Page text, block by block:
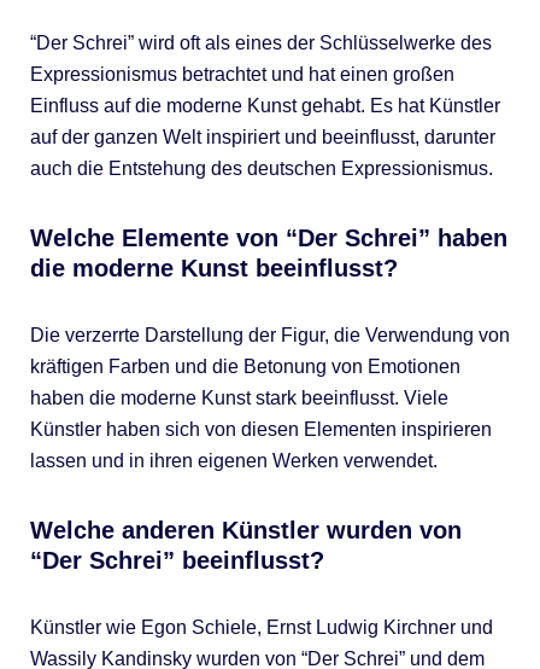
“Der Schrei” wird oft als eines der Schlüsselwerke des
Expressionismus betrachtet und hat einen großen
Einfluss auf die moderne Kunst gehabt. Es hat Künstler
auf der ganzen Welt inspiriert und beeinflusst, darunter
auch die Entstehung des deutschen Expressionismus.
Welche Elemente von “Der Schrei” haben
die moderne Kunst beeinflusst?
Die verzerrte Darstellung der Figur, die Verwendung von
kräftigen Farben und die Betonung von Emotionen
haben die moderne Kunst stark beeinflusst. Viele
Künstler haben sich von diesen Elementen inspirieren
lassen und in ihren eigenen Werken verwendet.
Welche anderen Künstler wurden von
“Der Schrei” beeinflusst?
Künstler wie Egon Schiele, Ernst Ludwig Kirchner und
Wassily Kandinsky wurden von “Der Schrei” und dem